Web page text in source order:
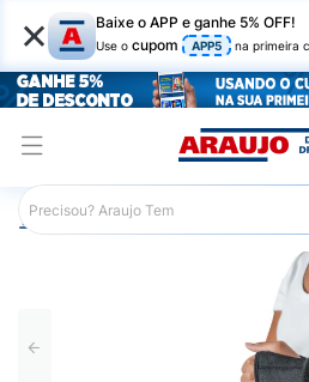
× Baixe o APP e ganhe 5% OFF!
Use o cupom APP5 na primeira
Araujo Saúde e Bem Estar